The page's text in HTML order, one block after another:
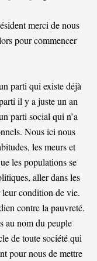
merci de nous
pour commencer
parti qui existe déjà
il y a juste un an
parti social qui n’a
Nous ici nous
les meurs et
les populations se
aller dans les
leur condition de vie.
contre la pauvreté.
au nom du peuple
de toute société qui
pour nous de mettre